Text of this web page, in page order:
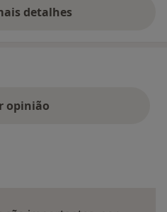
detalhes
sobre o endereço
opinião